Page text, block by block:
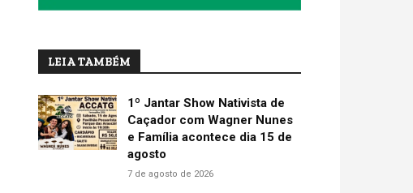
LEIA TAMBÉM
1º Jantar Show Nativista de
Caçador com Wagner Nunes
e Família acontece dia 15 de
agosto
7 de agosto de 2026